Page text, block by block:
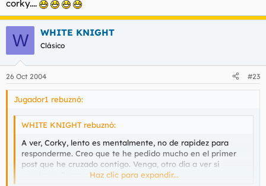
corky....
W WHITE KNIGHT
Clásico
26 Oct 2004 #23
Jugador1 rebuznó:
WHITE KNIGHT rebuznó:
A ver, Corky, lento es mentalmente, no de rapidez para
responderme. Creo que te he pedido mucho en el primer
post que he cruzado contigo. Venga, otro día a ver si
consigues llegar al nivel 2.Haz clic para expandir...